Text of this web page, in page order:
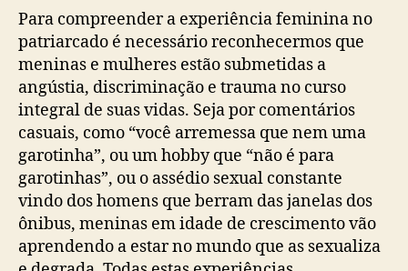
Para compreender a experiência feminina no
patriarcado é necessário reconhecermos que
meninas e mulheres estão submetidas a
angústia, discriminação e trauma no curso
integral de suas vidas. Seja por comentários
casuais, como “você arremessa que nem uma
garotinha”, ou um hobby que “não é para
garotinhas”, ou o assédio sexual constante
vindo dos homens que berram das janelas dos
ônibus, meninas em idade de crescimento vão
aprendendo a estar no mundo que as sexualiza